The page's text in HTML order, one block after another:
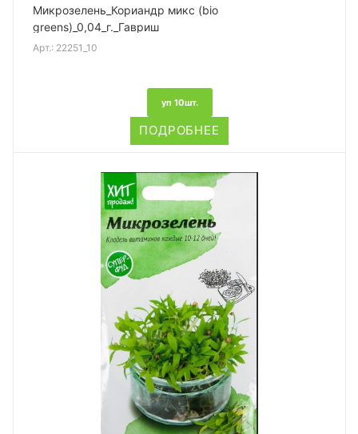
Микрозелень_Кориандр микс (bio
greens)_0,04_г._Гавриш
Арт.: 22251_10
уп 10шт.
ПОДРОБНЕЕ